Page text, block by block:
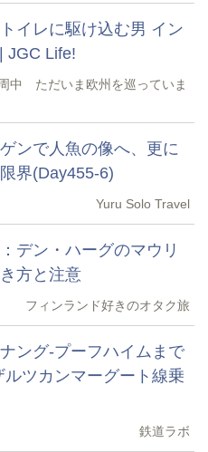
イレに駆け込む男 イン
JGC Life!
中 ただいま欧州を巡っていま
ンで人魚の像へ、更に
界(Day455-6)
Yuru Solo Travel
デン・ハーグのマウリ
方と注意
フィンランド好きのオタク旅
ング-プーフハイムまで
ツカンマーグート線乗
鉄道ラボ